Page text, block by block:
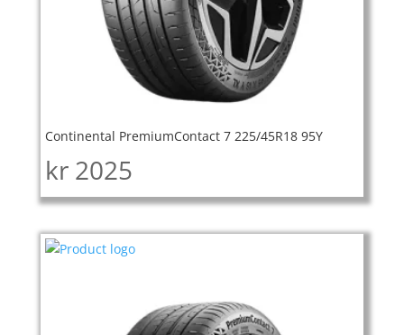
Continental PremiumContact 7 225/45R18 95Y
kr 2025